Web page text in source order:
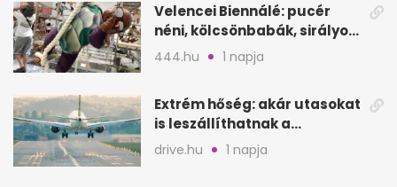
Velencei Biennálé: pucér
néni, kölcsönbabák, sirályok,
és kész a családi program
444.hu 1 napja
Extrém hőség: akár utasokat
is leszállíthatnak a
repülőgépről
drive.hu 1 napja